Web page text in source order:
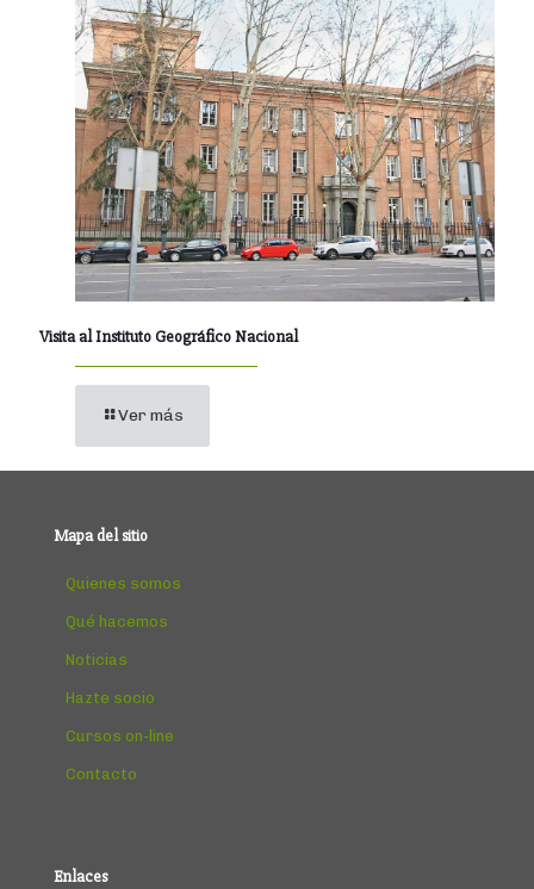
Visita al Instituto Geográfico Nacional
Ver más
Mapa del sitio
Quienes somos
Qué hacemos
Noticias
Hazte socio
Cursos on-line
Contacto
Enlaces